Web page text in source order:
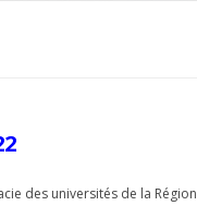
des universités de la